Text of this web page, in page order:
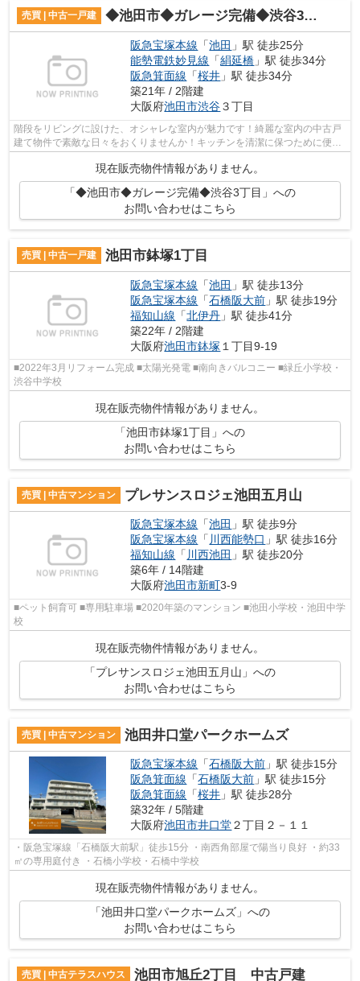
売買 | 中古一戸建 ◆池田市◆ガレージ完備◆渋谷3丁目
阪急宝塚本線 「池田 」駅 徒歩25分
能勢電鉄妙見線 「絹延橋 」駅 徒歩34分
阪急箕面線 「桜井 」駅 徒歩34分
築21年 / 2階建
大阪府池田市渋谷３丁目
階段をリビングに設けた、オシャレな室内が魅力です！綺麗な室内の中古戸
建て物件で素敵な日々をおくりませんか！キッチンを清潔に保つために便利
な窓がついています！フローリングな...
現在販売物件情報がありません。
「◆池田市◆ガレージ完備◆渋谷3丁目」への
お問い合わせはこちら
売買 | 中古一戸建 池田市鉢塚1丁目
阪急宝塚本線 「池田 」駅 徒歩13分
阪急宝塚本線 「石橋阪大前 」駅 徒歩19分
福知山線 「北伊丹 」駅 徒歩41分
築22年 / 2階建
大阪府池田市鉢塚 １丁目9-19
■2022年3月リフォーム完成 ■太陽光発電 ■南向きバルコニー ■緑丘小学校・
渋谷中学校
現在販売物件情報がありません。
「池田市鉢塚1丁目」への
お問い合わせはこちら
売買 | 中古マンション プレサンスロジェ池田五月山
阪急宝塚本線 「池田 」駅 徒歩9分
阪急宝塚本線 「 川西能勢口 」駅 徒歩16分
福知山線 「 川西池田 」駅 徒歩20分
築6年 / 14階建
大阪府池田市新町3-9
■ペット飼育可 ■専用駐車場 ■2020年築のマンション ■池田小学校・池田中学
校
現在販売物件情報がありません。
「プレサンスロジェ池田五月山」への
お問い合わせはこちら
売買 | 中古マンション 池田井口堂パークホームズ
阪急宝塚本線 「石橋阪大前 」駅 徒歩15分
阪急箕面線 「石橋阪大前 」駅 徒歩15分
阪急箕面線 「桜井 」駅 徒歩28分
築32年 / 5階建
大阪府池田市井口堂２丁目２－１１
・阪急宝塚線「石橋阪大前駅」徒歩15分 ・南西角部屋で陽当り良好 ・約33
㎡の専用庭付き ・石橋小学校・石橋中学校
現在販売物件情報がありません。
「池田井口堂パークホームズ」への
お問い合わせはこちら
売買 | 中古テラスハウス 池田市旭丘2丁目 中古戸建